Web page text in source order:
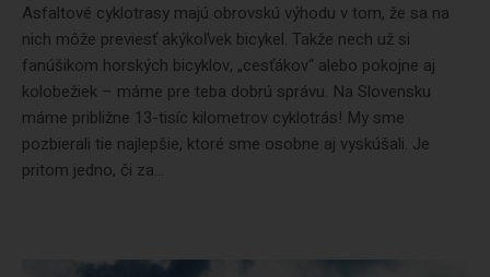
Asfaltové cyklotrasy majú obrovskú výhodu v tom, že sa na
nich môže previesť akýkoľvek bicykel. Takže nech už si
fanúšikom horských bicyklov, „cesťákov“ alebo pokojne aj
kolobežiek – máme pre teba dobrú správu. Na Slovensku
máme približne 13-tisíc kilometrov cyklotrás! My sme
pozbierali tie najlepšie, ktoré sme osobne aj vyskúšali. Je
pritom jedno, či za...